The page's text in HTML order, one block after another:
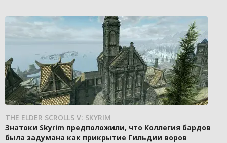
THE ELDER SCROLLS V: SKYRIM
Знатоки Skyrim предположили, что Коллегия бардов
была задумана как прикрытие Гильдии воров